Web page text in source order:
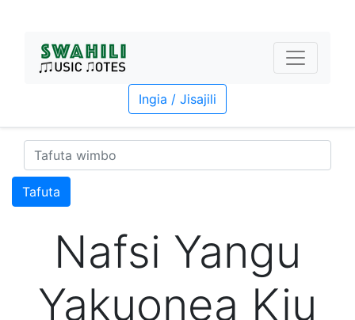
Ingia / Jisajili
Tafuta
Nafsi Yangu
Yakuonea Kiu